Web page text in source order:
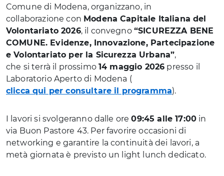
Comune di Modena, organizzano, in
collaborazione con Modena Capitale Italiana del
Volontariato 2026, il convegno “SICUREZZA BENE
COMUNE. Evidenze, Innovazione, Partecipazione
e Volontariato per la Sicurezza Urbana”,
che si terrà il prossimo14 maggio 2026 presso il
Laboratorio Aperto di Modena (
clicca qui per consultare il programma).
I lavori si svolgeranno dalle ore09:45 alle 17:00 in
via Buon Pastore 43. Per favorire occasioni di
networking e garantire la continuità dei lavori, a
metà giornata è previsto un light lunch dedicato.